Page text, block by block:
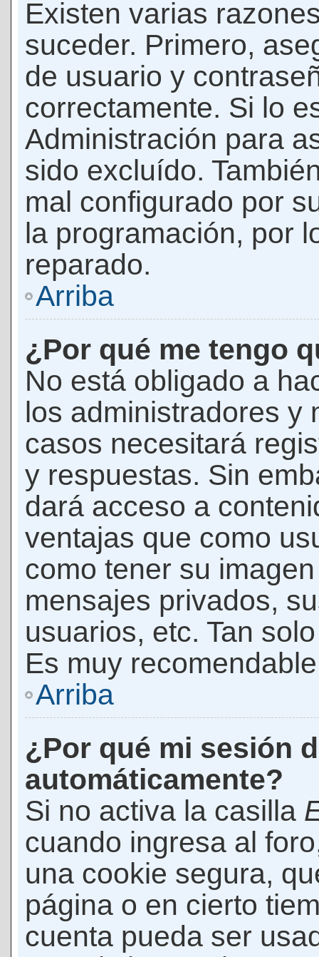
Existen varias
suceder. Primero,
de usuario y
correctamente. Si lo
Administración para
sido excluído.
mal configurado por
la programación, por
reparado.
Arriba
¿Por qué me tengo
No está obligado a
los administradores y
casos necesitará
y respuestas. Sin
dará acceso a
ventajas que como
como tener su
mensajes privados,
usuarios, etc. Tan
Es muy
Arriba
¿Por qué mi sesión
automáticamente?
Si no activa la casilla
cuando ingresa al
una cookie segura,
página o en cierto
cuenta pueda ser